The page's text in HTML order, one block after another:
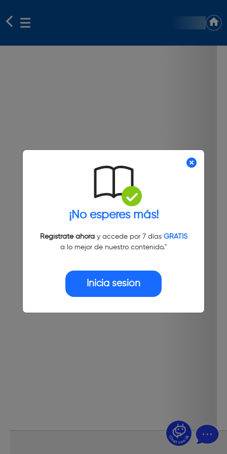
¡No esperes más!
Regístrate ahoray accede por 7 días GRATIS
a lo mejor de nuestro contenido."
Inicia sesión